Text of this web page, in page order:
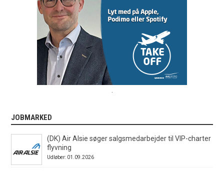
JOBMARKED
(DK) Air Alsie søger salgsmedarbejder til VIP-charter
flyvning
Udløber: 01.09.2026